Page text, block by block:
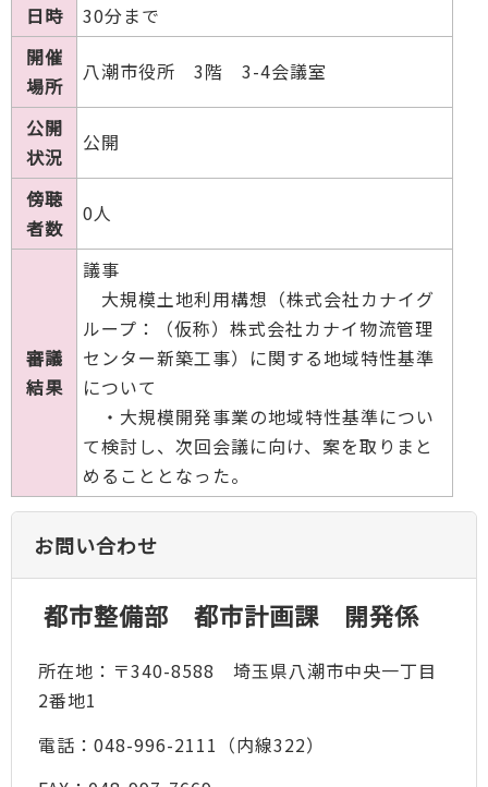
日時
30分まで
開催
場所
八潮市役所 3階 3-4会議室
公開
状況
公開
傍聴
者数
0人
審議
結果
議事
大規模土地利用構想（株式会社カナイグ
ループ：（仮称）株式会社カナイ物流管理
センター新築工事）に関する地域特性基準
について
・大規模開発事業の地域特性基準につい
て検討し、次回会議に向け、案を取りまと
めることとなった。
お問い合わせ
都市整備部 都市計画課 開発係
所在地：〒340-8588 埼玉県八潮市中央一丁目
2番地1
電話：048-996-2111（内線322）